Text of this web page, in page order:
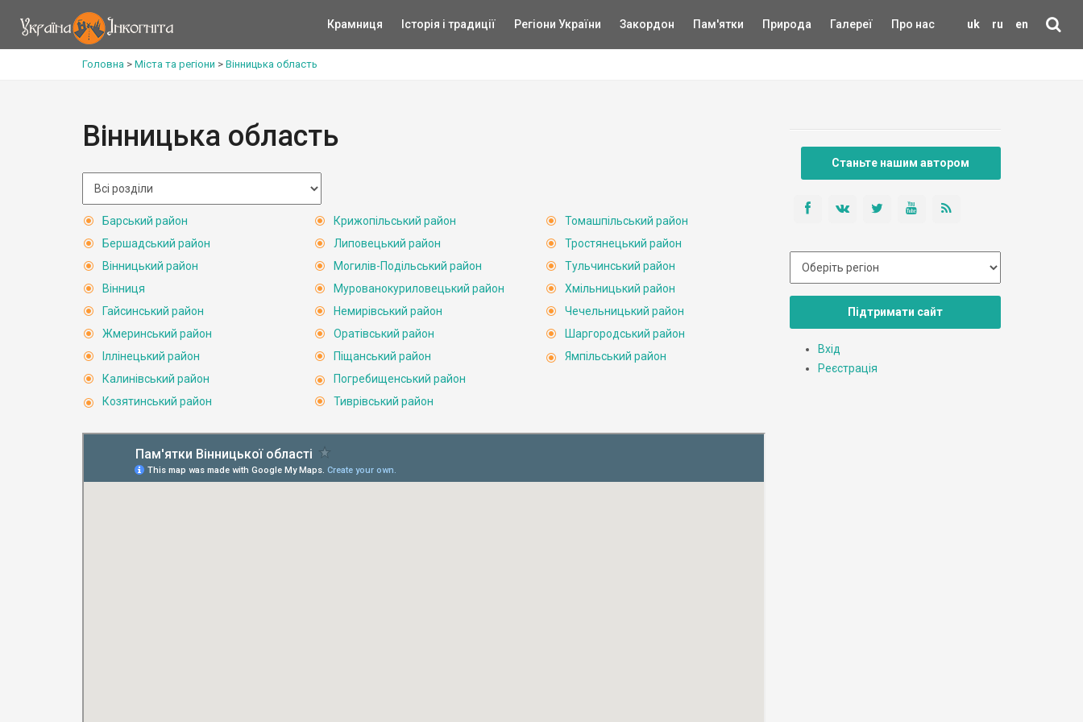
uk ru en
Крамниця Історія і традиції Регіони України Закордон Пам'ятки Природа Галереї Про нас
Головна > Міста та регіони > Вінницька область
Вінницька область
Барський район
Бершадський район
Вінницький район
Вінниця
Гайсинський район
Жмеринський район
Іллінецький район
Калинівський район
Козятинський район
Крижопільський район
Липовецький район
Могилів-Подільський район
Мурованокуриловецький район
Немирівський район
Оратівський район
Піщанський район
Погребищенський район
Тиврівський район
Томашпільський район
Тростянецький район
Тульчинський район
Хмільницький район
Чечельницький район
Шаргородський район
Ямпільський район
Станьте нашим автором
Підтримати сайт
Вхід
Реєстрація